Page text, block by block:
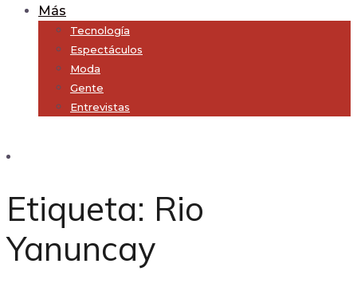
Más
Tecnología
Espectáculos
Moda
Gente
Entrevistas
Etiqueta: Rio
Yanuncay